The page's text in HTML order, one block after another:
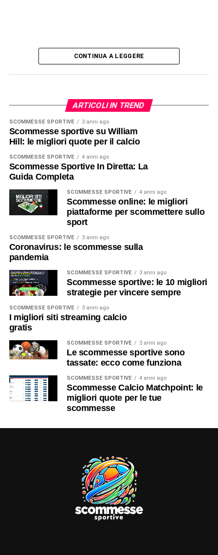
CONTINUA A LEGGERE
ARTICOLI IN TREND
SCOMMESSE SPORTIVE 3 anni ago
Scommesse sportive su William
Hill: le migliori quote per il calcio
SCOMMESSE SPORTIVE 4 anni ago
Scommesse Sportive In Diretta: La
Guida Completa
SCOMMESSE SPORTIVE 4 anni ago
Scommesse online: le migliori
piattaforme per scommettere sullo
sport
SCOMMESSE SPORTIVE 3 anni ago
Coronavirus: le scommesse sulla
pandemia
SCOMMESSE SPORTIVE 3 anni ago
Scommesse sportive: le 10 migliori
strategie per vincere sempre
SCOMMESSE SPORTIVE 3 anni ago
I migliori siti streaming calcio
gratis
SCOMMESSE SPORTIVE 3 anni ago
Le scommesse sportive sono
tassate: ecco come funziona
SCOMMESSE SPORTIVE 4 anni ago
Scommesse Calcio Matchpoint: le
migliori quote per le tue
scommesse